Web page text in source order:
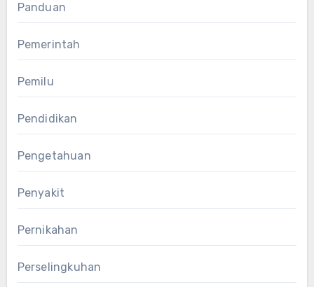
Panduan
Pemerintah
Pemilu
Pendidikan
Pengetahuan
Penyakit
Pernikahan
Perselingkuhan